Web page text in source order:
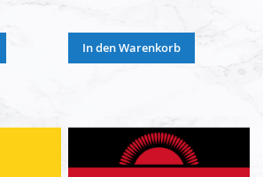
In den Warenkorb